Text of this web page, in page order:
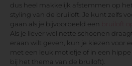
dus heel makkelijk afstemmen op
styling van de bruiloft. Je kunt zelfs
gaan als je bijvoorbeeld een
bruiloft
Als je liever wel nette schoenen
eraan wilt geven, kun je kiezen voor
met een leuk motiefje of in een
bij het thema van de bruiloft).